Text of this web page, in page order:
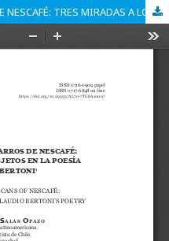
TACITAS DE GREDA Y TARROS DE NESCAFÉ: TRES MIRADAS A LOS OBJETOS EN LA POESÍA DE CLAUDIO BERTONI